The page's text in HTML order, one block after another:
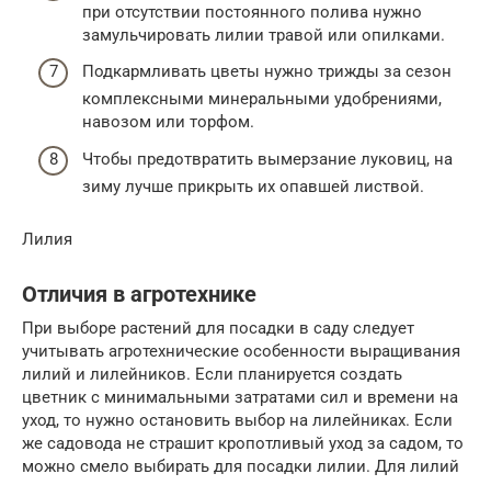
при отсутствии постоянного полива нужно
замульчировать лилии травой или опилками.
Подкармливать цветы нужно трижды за сезон
комплексными минеральными удобрениями,
навозом или торфом.
Чтобы предотвратить вымерзание луковиц, на
зиму лучше прикрыть их опавшей листвой.
Лилия
Отличия в агротехнике
При выборе растений для посадки в саду следует
учитывать агротехнические особенности выращивания
лилий и лилейников. Если планируется создать
цветник с минимальными затратами сил и времени на
уход, то нужно остановить выбор на лилейниках. Если
же садовода не страшит кропотливый уход за садом, то
можно смело выбирать для посадки лилии. Для лилий